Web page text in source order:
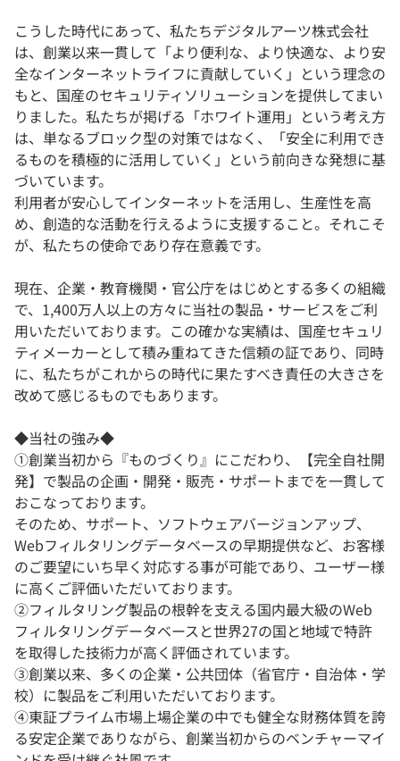
こうした時代にあって、私たちデジタルアーツ株式会社
は、創業以来一貫して「より便利な、より快適な、より安
全なインターネットライフに貢献していく」という理念の
もと、国産のセキュリティソリューションを提供してまい
りました。私たちが掲げる「ホワイト運用」という考え方
は、単なるブロック型の対策ではなく、「安全に利用でき
るものを積極的に活用していく」という前向きな発想に基
づいています。
利用者が安心してインターネットを活用し、生産性を高
め、創造的な活動を行えるように支援すること。それこそ
が、私たちの使命であり存在意義です。
現在、企業・教育機関・官公庁をはじめとする多くの組織
で、1,400万人以上の方々に当社の製品・サービスをご利
用いただいております。この確かな実績は、国産セキュリ
ティメーカーとして積み重ねてきた信頼の証であり、同時
に、私たちがこれからの時代に果たすべき責任の大きさを
改めて感じるものでもあります。
◆当社の強み◆
①創業当初から『ものづくり』にこだわり、【完全自社開
発】で製品の企画・開発・販売・サポートまでを一貫して
おこなっております。
そのため、サポート、ソフトウェアバージョンアップ、
Webフィルタリングデータベースの早期提供など、お客様
のご要望にいち早く対応する事が可能であり、ユーザー様
に高くご評価いただいております。
②フィルタリング製品の根幹を支える国内最大級のWeb
フィルタリングデータベースと世界27の国と地域で特許
を取得した技術力が高く評価されています。
③創業以来、多くの企業・公共団体（省官庁・自治体・学
校）に製品をご利用いただいております。
④東証プライム市場上場企業の中でも健全な財務体質を誇
る安定企業でありながら、創業当初からのベンチャーマイ